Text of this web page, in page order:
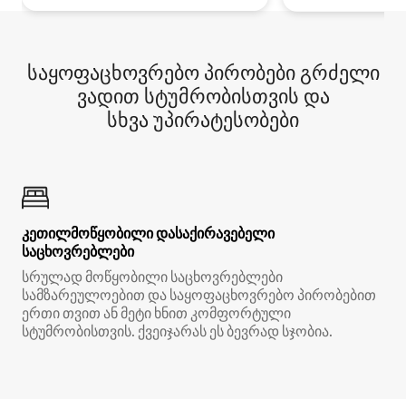
საყოფაცხოვრებო პირობები გრძელი
ვადით სტუმრობისთვის და
სხვა უპირატესობები
კეთილმოწყობილი დასაქირავებელი
საცხოვრებლები
სრულად მოწყობილი საცხოვრებლები
სამზარეულოებით და საყოფაცხოვრებო პირობებით
ერთი თვით ან მეტი ხნით კომფორტული
სტუმრობისთვის. ქვეიჯარას ეს ბევრად სჯობია.